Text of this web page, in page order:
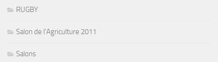
RUGBY
Salon de l'Agriculture 2011
Salons